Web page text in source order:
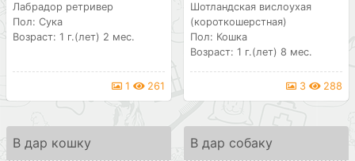
Лабрадор ретривер
Пол: Сука
Возраст: 1 г.(лет) 2 мес.
1 261
Шотландская вислоухая
(короткошерстная)
Пол: Кошка
Возраст: 1 г.(лет) 8 мес.
3 288
В дар кошку В дар собаку